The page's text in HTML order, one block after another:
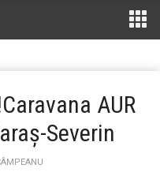
AUR
Severin